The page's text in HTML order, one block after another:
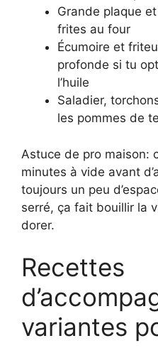
Grande plaque
frites au four
Écumoire et
profonde si tu
l’huile
Saladier,
les pommes de
Astuce de pro maison:
minutes à vide avant
toujours un peu
serré, ça fait bouillir la
dorer.
Recettes
variantes